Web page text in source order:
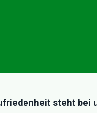
steht bei